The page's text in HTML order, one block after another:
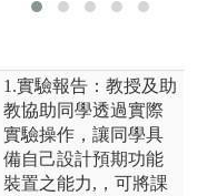
1.實驗報告：教授及助
教協助同學透過實際
實驗操作，讓同學具
備自己設計預期功能
裝置之能力,，可將課